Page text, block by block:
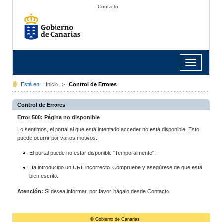
Contacto
Toggle
navigation
Está en: Inicio > Control de Errores
Control de Errores
Error 500: Página no disponible
Lo sentimos, el portal al que está intentado acceder no está disponible. Esto
puede ocurrir por varios motivos:
El portal puede no estar disponible "Temporalmente".
Ha introducido un URL incorrecto. Compruebe y asegúrese de que está
bien escrito.
Atención: Si desea informar, por favor, hágalo desde Contacto.
© Gobierno de Canarias